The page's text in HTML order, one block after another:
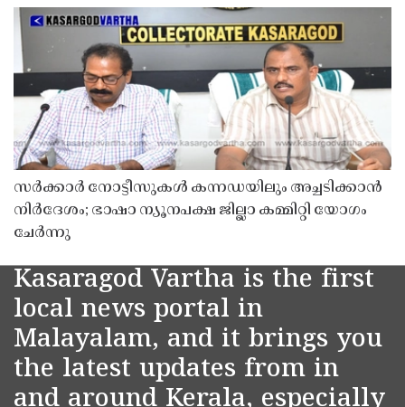
സർക്കാർ നോട്ടീസുകൾ കന്നഡയിലും അച്ചടിക്കാൻ
നിർദേശം; ഭാഷാ ന്യൂനപക്ഷ ജില്ലാ കമ്മിറ്റി യോഗം
ചേർന്നു
Kasaragod Vartha is the first
local news portal in
Malayalam, and it brings you
the latest updates from in
and around Kerala, especially